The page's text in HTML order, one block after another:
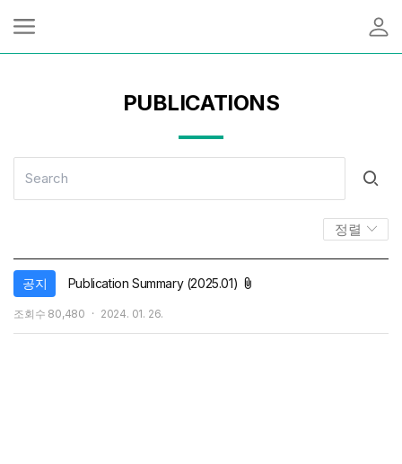
PUBLICATIONS
정렬
공지 Publication Summary (2025.01)
조회수 80,480
작
2024. 01. 26.